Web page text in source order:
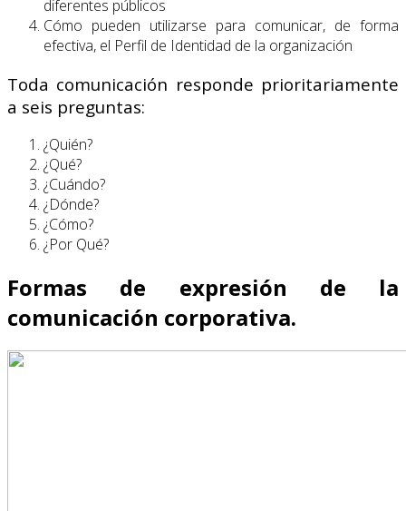
diferentes públicos
Cómo pueden utilizarse para comunicar, de forma
efectiva, el Perfil de Identidad de la organización
Toda comunicación responde prioritariamente
a seis preguntas:
¿Quién?
¿Qué?
¿Cuándo?
¿Dónde?
¿Cómo?
¿Por Qué?
Formas de expresión de la
comunicación corporativa.